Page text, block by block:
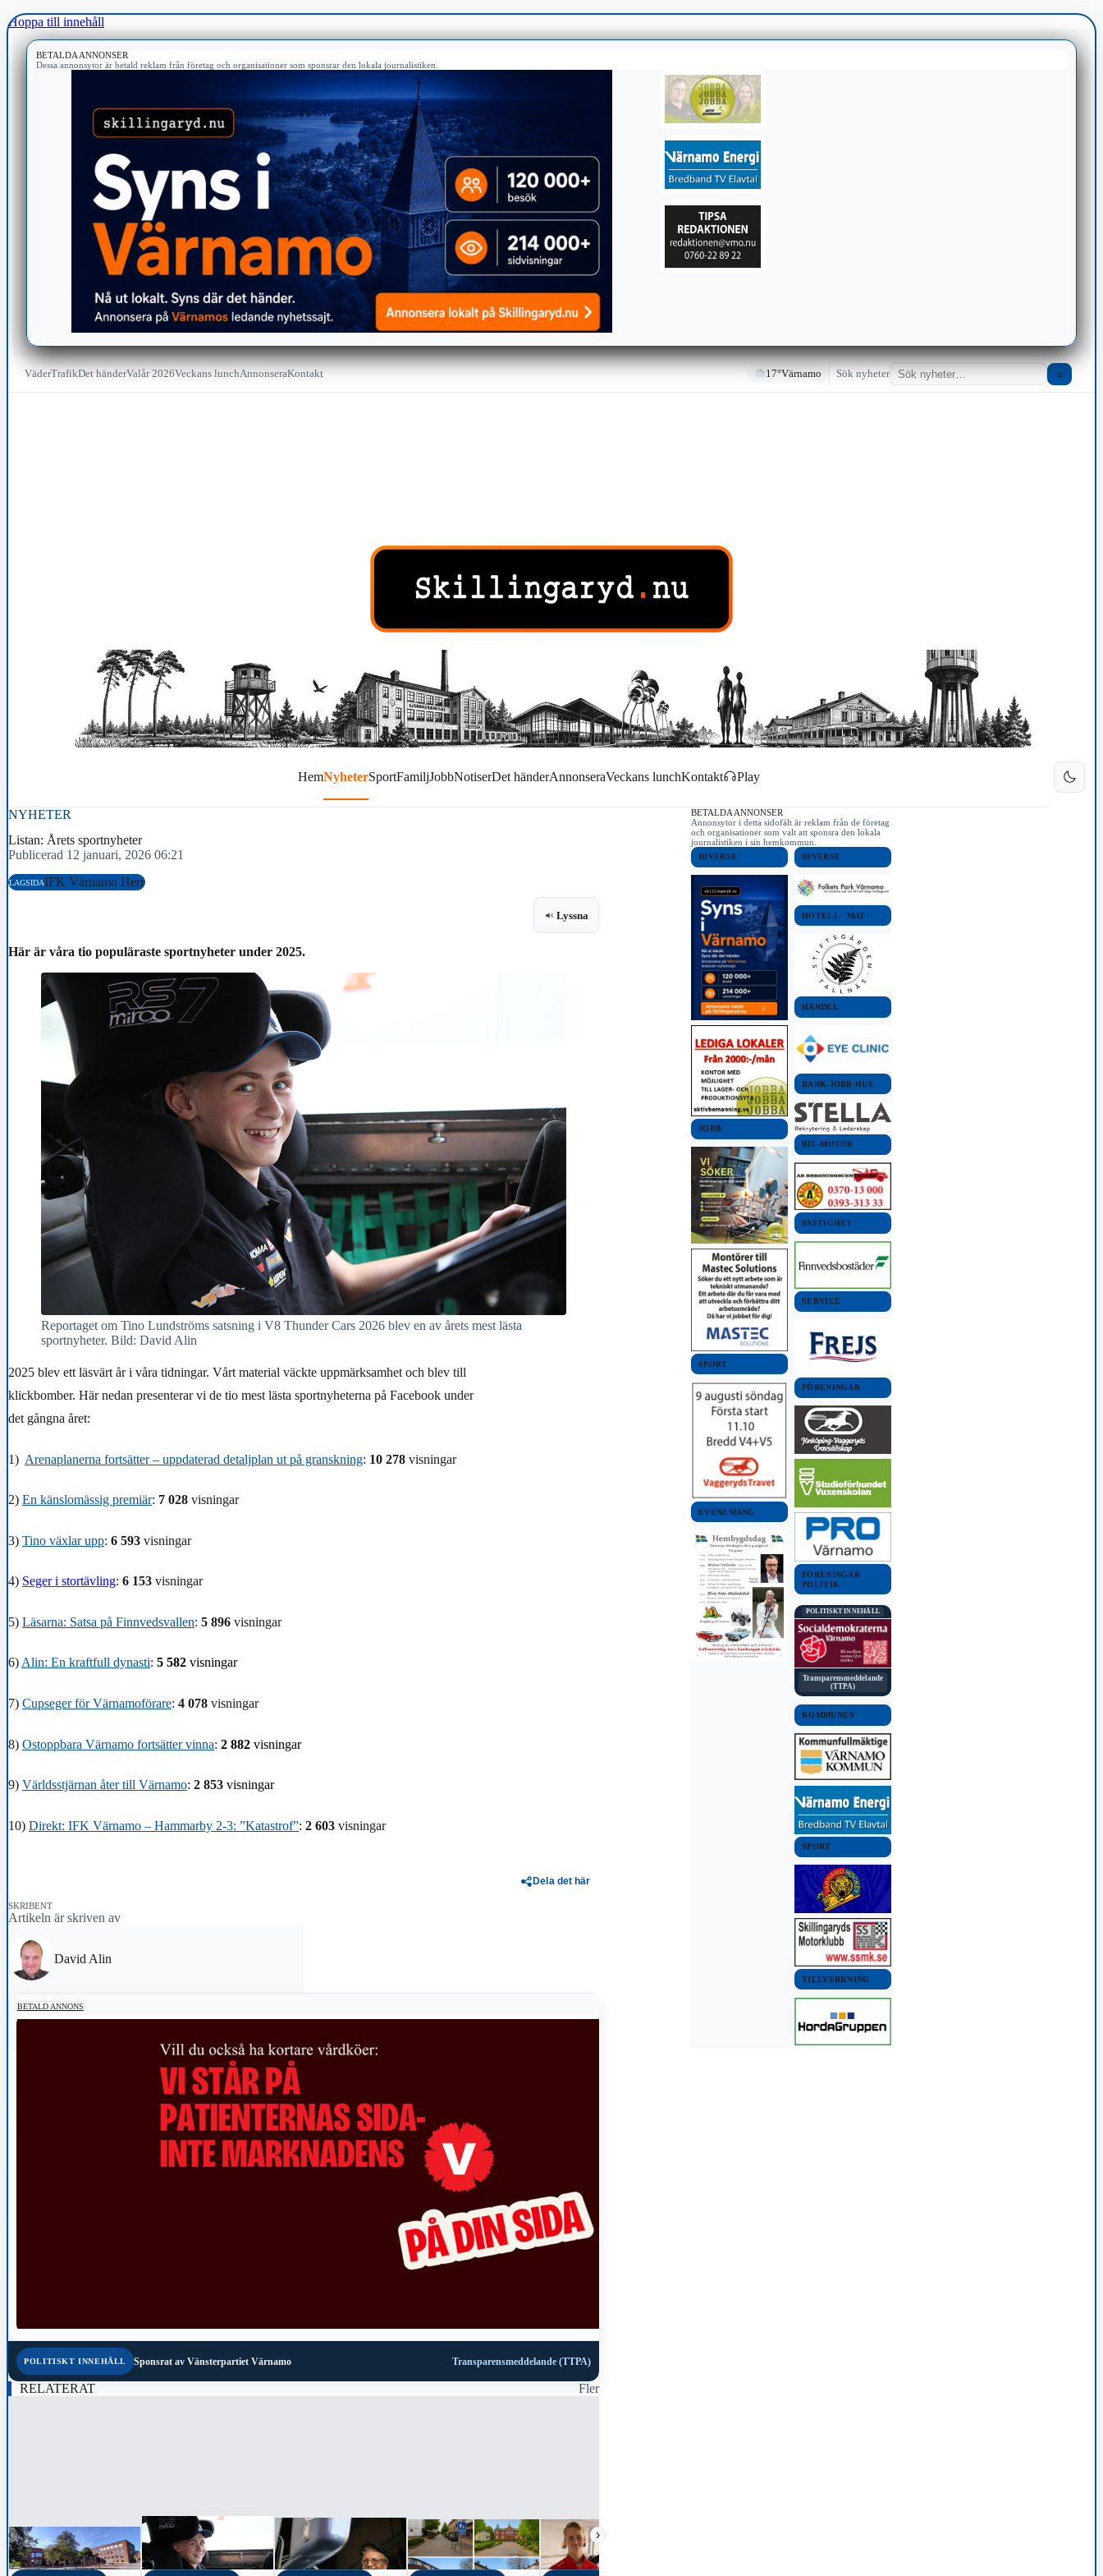
Hoppa till innehåll
BETALDA ANNONSER
Dessa annonsytor är betald reklam från företag och organisationer som sponsrar den lokala journalistiken.
VäderTrafikDet händerValår 2026Veckans lunchAnnonseraKontakt 17°Värnamo Sök nyheter ⌕
HemNyheterSportFamiljJobbNotiserDet händerAnnonseraVeckans lunchKontakt Play
NYHETER
Listan: Årets sportnyheter
Publicerad 12 januari, 2026 06:21
LAGSIDAIFK Värnamo Herr
Lyssna
Här är våra tio populäraste sportnyheter under 2025.
Reportaget om Tino Lundströms satsning i V8 Thunder Cars 2026 blev en av årets mest lästa
sportnyheter. Bild: David Alin
2025 blev ett läsvärt år i våra tidningar. Vårt material väckte uppmärksamhet och blev till
klickbomber. Här nedan presenterar vi de tio mest lästa sportnyheterna på Facebook under
det gångna året:
1) Arenaplanerna fortsätter – uppdaterad detaljplan ut på granskning: 10 278 visningar
2) En känslomässig premiär: 7 028 visningar
3) Tino växlar upp: 6 593 visningar
4) Seger i stortävling: 6 153 visningar
5) Läsarna: Satsa på Finnvedsvallen: 5 896 visningar
6) Alin: En kraftfull dynasti: 5 582 visningar
7) Cupseger för Värnamoförare: 4 078 visningar
8) Ostoppbara Värnamo fortsätter vinna: 2 882 visningar
9) Världsstjärnan åter till Värnamo: 2 853 visningar
10) Direkt: IFK Värnamo – Hammarby 2-3: ”Katastrof”: 2 603 visningar
Dela det här
SKRIBENT
Artikeln är skriven av
David Alin
BETALD ANNONS
POLITISKT INNEHÅLL Sponsrat av Vänsterpartiet Värnamo Transparensmeddelande (TTPA)
RELATERAT Fler
‹ ›
BETALDA ANNONSER
Annonsytor i detta sidofält är reklam från de företag
och organisationer som valt att sponsra den lokala
journalistiken i sin hemkommun.
DIVERSE
JOBB
SPORT
EVENEMANG
DIVERSE
HOTELL - MAT
HANDEL
BANK-JOBB-HUS
BIL-MOTOR
FASTIGHET
SERVICE
FÖRENINGAR
FÖRENINGAR
POLITIK
POLITISKT INNEHÅLL
Transparensmeddelande
(TTPA)
KOMMUNEN
SPORT
TILLVERKNING